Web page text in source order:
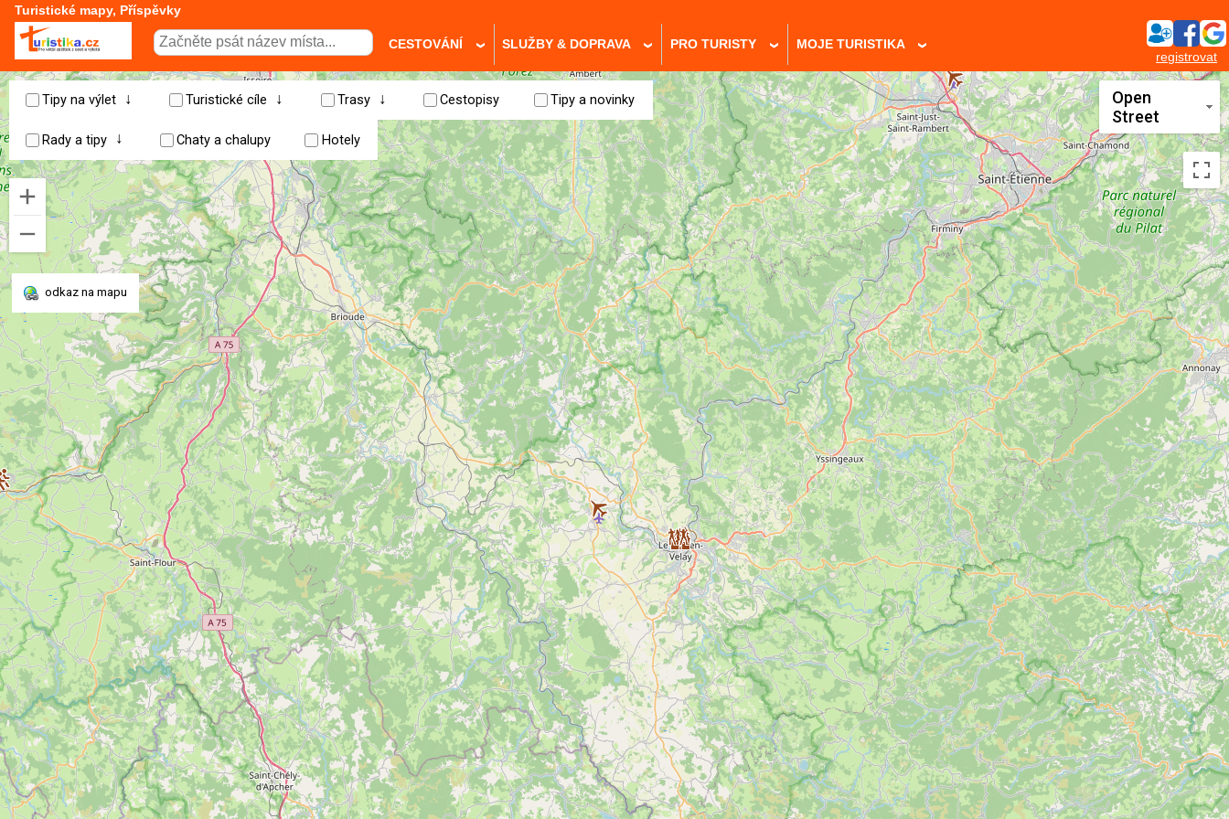
Turistické mapy, Příspěvky
CESTOVÁNÍ › SLUŽBY & DOPRAVA › PRO TURISTY › MOJE TURISTIKA ›
registrovat
Tipy na výlet ↓ Turistické cíle ↓ Trasy ↓ Cestopisy Tipy a novinky
Rady a tipy ↓ Chaty a chalupy Hotely
Open
Street
odkaz na mapu